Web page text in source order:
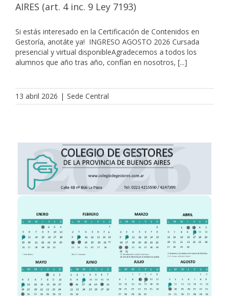
AIRES (art. 4 inc. 9 Ley 7193)
Si estás interesado en la Certificación de Contenidos en
Gestoría, anotáte ya! INGRESO AGOSTO 2026 Cursada
presencial y virtual disponibleAgradecemos a todos los
alumnos que año tras año, confían en nosotros, [...]
13 abril 2026 | Sede Central